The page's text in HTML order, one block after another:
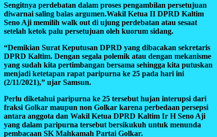
Sengitnya perdebatan dalam proses pengambilan persetujuan
diwarnai saling balas argumen.Wakil Ketua II DPRD Kaltim
Seno Aji memilih walk out di ujung perdebatan atau sesaat
setelah ketok palu persetujuan oleh kuorum sidang.
“Demikian Surat Keputusan DPRD yang dibacakan sekretaris
DPRD Kaltim. Dengan segala polemik atau dengan mekanisme
yang sudah kita pertimbangan bersama sehingga kita putuskan
menjadi ketetapan rapat paripurna ke 25 pada hari ini
(2/11/2021),” ujar Samsun.
Perlu diketahui paripurna ke 25 tersebut hujan interupsi dari
fraksi Golkar maupun non Golkar karena perbedaan persepsi
antara anggota dan Wakil Ketua DPRD Kaltim Ir H Seno Aji
yang dalam paripurna tersebut bersikukuh untuk menunda
pembacaan SK Mahkamah Partai Golkar.